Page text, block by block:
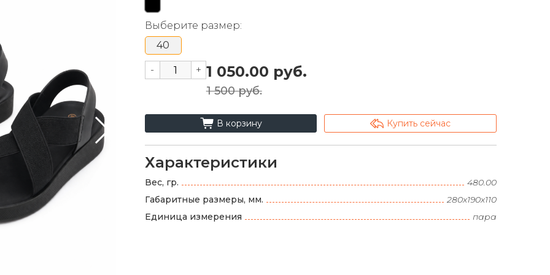
Выберите размер:
40
- + 1 050.00 руб.
1 500 руб.
cart_fill В корзину arrowshape_turn_up_left_2 Купить сейчас
Характеристики
Вес, гр.
480.00
Габаритные размеры, мм.
280х190х110
Единица измерения
пара